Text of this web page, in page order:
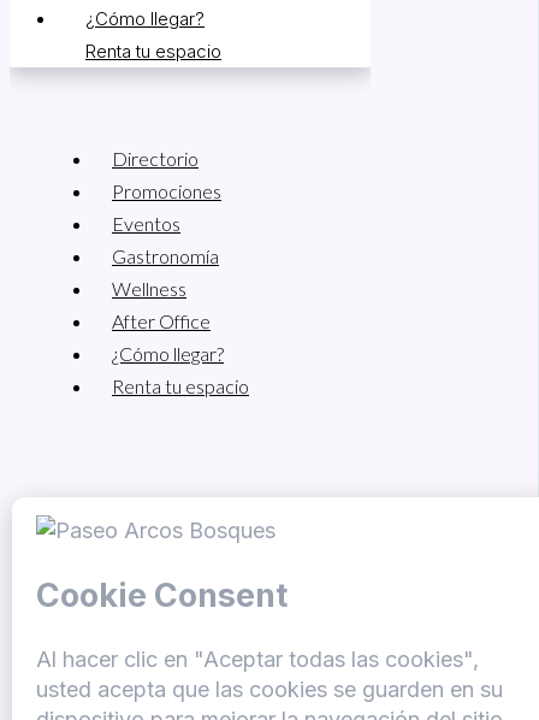
¿Cómo llegar?
Renta tu espacio
Directorio
Promociones
Eventos
Gastronomía
Wellness
After Office
¿Cómo llegar?
Renta tu espacio